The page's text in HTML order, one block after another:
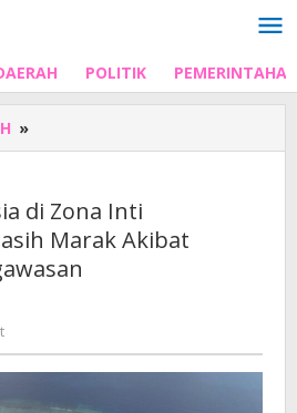
POLITIK
»
Manusia
Inti
Balabalakang
Masih
Pengawasan
di Zona Inti
Marak Akibat